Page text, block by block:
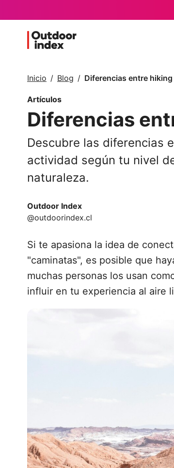
Inicio Blog Diferencias entre
Artículos
Diferencias
Descubre las diferencias
actividad según tu nivel
naturaleza.
Outdoor Index
@outdoorindex.cl
Si te apasiona la idea de
"caminatas", es posible que
muchas personas los usan
influir en tu experiencia al aire